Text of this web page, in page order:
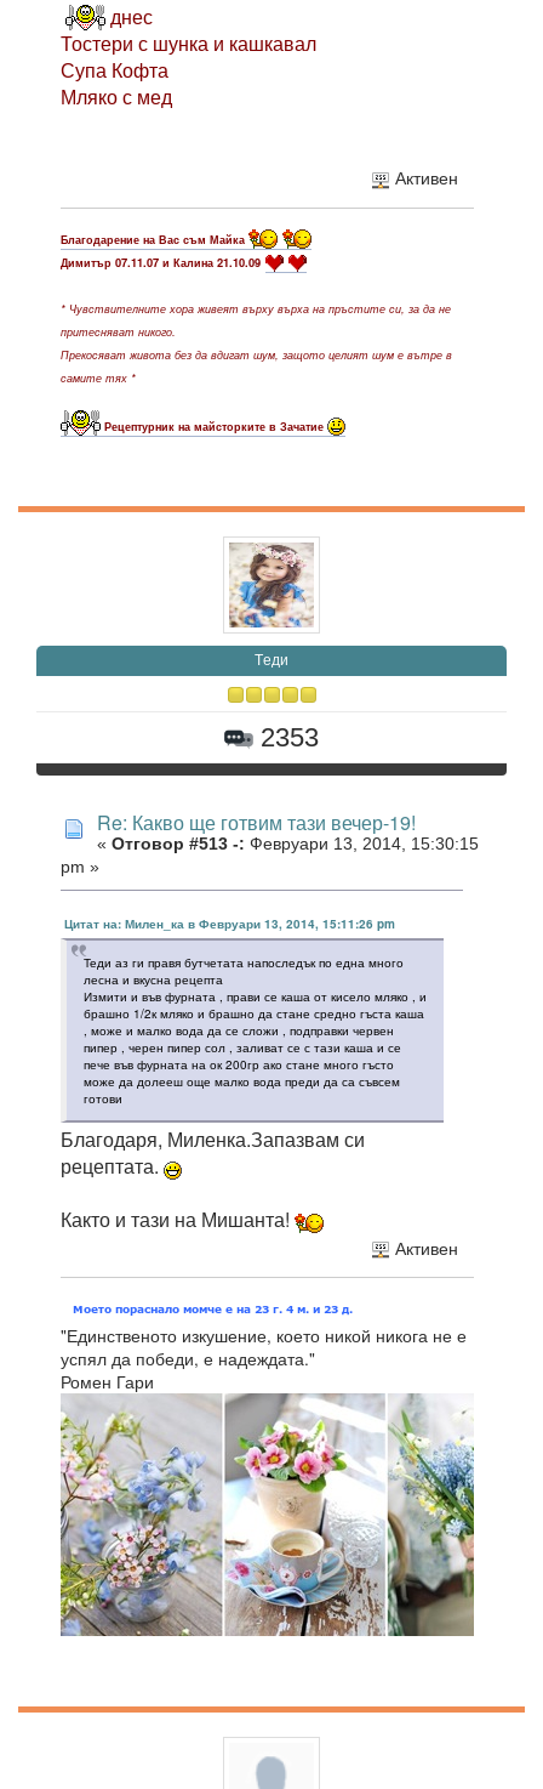
днес
Тостери с шунка и кашкавал
Супа Кофта
Мляко с мед
Активен
Благодарение на Вас съм Майка
Димитър 07.11.07 и Калина 21.10.09
* Чувствителните хора живеят върху върха на пръстите си, за да не
притесняват никого.
Прекосяват живота без да вдигат шум, защото целият шум е вътре в
самите тях *
Рецептурник на майсторките в Зачатие
Tеди
2353
Re: Какво ще готвим тази вечер-19!
« Отговор #513 -: Февруари 13, 2014, 15:30:15
pm »
Цитат на: Милен_ка в Февруари 13, 2014, 15:11:26 pm
Теди аз ги правя бутчетата напоследък по една много
лесна и вкусна рецепта
Измити и във фурната , прави се каша от кисело мляко , и
брашно 1/2к мляко и брашно да стане средно гъста каша
, може и малко вода да се сложи , подправки червен
пипер , черен пипер сол , заливат се с тази каша и се
пече във фурната на ок 200гр ако стане много гъсто
може да долееш още малко вода преди да са съвсем
готови
Благодаря, Миленка.Запазвам си
рецептата.
Както и тази на Мишанта!
Активен
"Единственото изкушение, което никой никога не е
успял да победи, е надеждата."
Ромен Гари